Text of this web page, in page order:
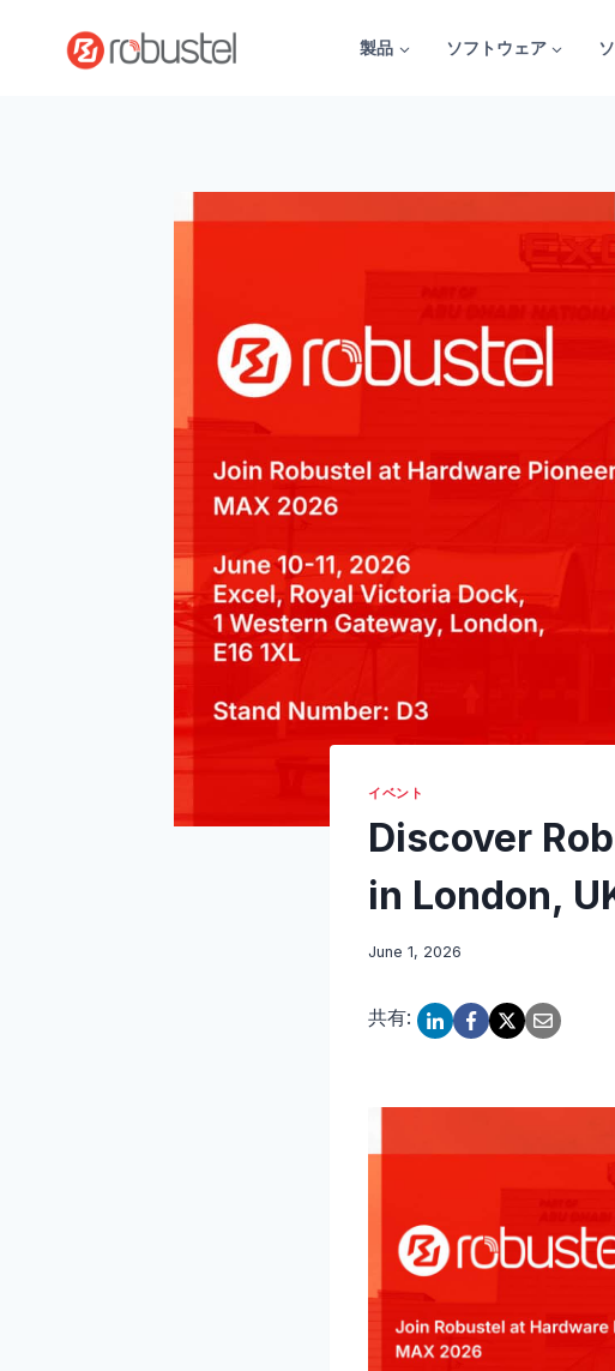
製品 ソフトウェア
イベント
Discover
in London,
June 1, 2026
共有: